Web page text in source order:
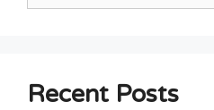
Recent Posts